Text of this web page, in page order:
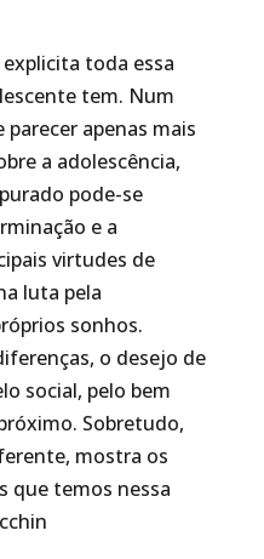
toda essa
tem. Num
apenas mais
a adolescência,
pode-se
e a
virtudes de
luta pela
sonhos.
o desejo de
social, pelo bem
Sobretudo,
mostra os
que temos nessa